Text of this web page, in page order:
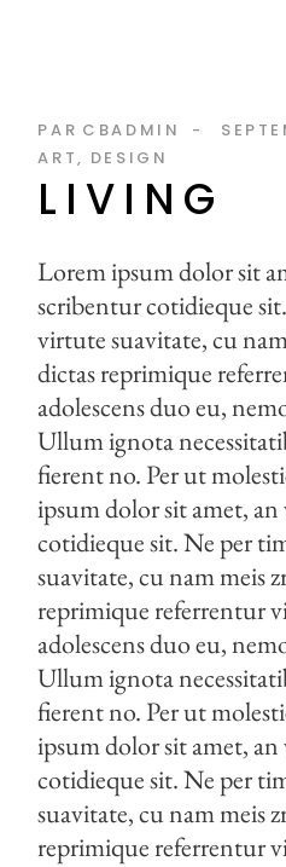
PAR CBADMIN
ART
DESIGN
LIVING
Lorem ipsum dolor sit
scribentur cotidieque
virtute suavitate, cu
dictas reprimique
adolescens duo eu,
Ullum ignota
fierent no. Per ut
ipsum dolor sit amet,
cotidieque sit. Ne per
suavitate, cu nam meis
reprimique referrentur
adolescens duo eu,
Ullum ignota
fierent no. Per ut
ipsum dolor sit amet,
cotidieque sit. Ne per
suavitate, cu nam meis
reprimique referrentur